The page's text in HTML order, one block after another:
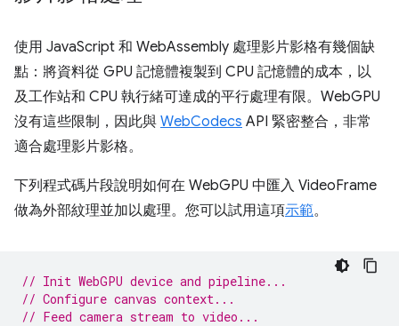
使用 JavaScript 和 WebAssembly 處理影片影格有幾個缺
點：將資料從 GPU 記憶體複製到 CPU 記憶體的成本，以
及工作站和 CPU 執行緒可達成的平行處理有限。WebGPU
沒有這些限制，因此與 WebCodecs API 緊密整合，非常
適合處理影片影格。
下列程式碼片段說明如何在 WebGPU 中匯入 VideoFrame
做為外部紋理並加以處理。您可以試用這項示範。
// Init WebGPU device and pipeline...
// Configure canvas context...
// Feed camera stream to video...